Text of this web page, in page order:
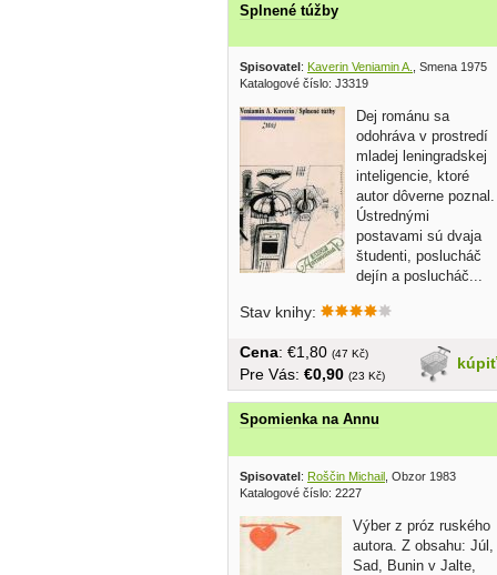
Splnené túžby
Spisovatel : Kaverin Veniamin A.
, Smena 1975
Katalogové číslo: J3319
Dej románu sa
odohráva v prostredí
mladej leningradskej
inteligencie, ktoré
autor dôverne poznal.
Ústrednými
postavami sú dvaja
študenti, poslucháč
dejín a poslucháč...
Stav knihy:
kúpiť
Cena: €1,80 (47 Kč)
Pre Vás: €0,90 (23 Kč)
Spomienka na Annu
Spisovatel: Roščin Michail , Obzor 1983
Katalogové číslo: 2227
Výber z próz ruského
autora. Z obsahu: Júl,
Sad, Bunin v Jalte,